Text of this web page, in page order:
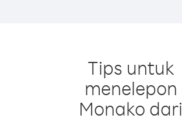
Tips untuk
menelepon
Monako dari